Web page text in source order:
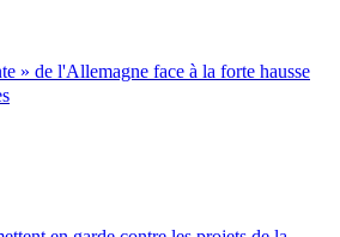
» de l'Allemagne face à la forte hausse